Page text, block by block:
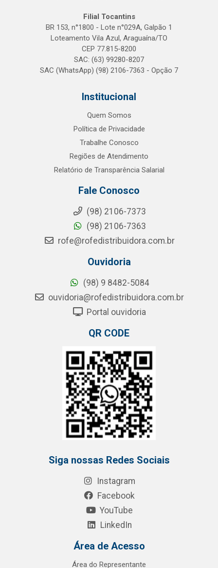
Filial Tocantins
BR 153, n°1800 - Lote n°029A, Galpão 1
Loteamento Vila Azul, Araguaína/TO
CEP 77.815-8200
SAC: (63) 99280-8207
SAC (WhatsApp) (98) 2106-7363 - Opção 7
Institucional
Quem Somos
Política de Privacidade
Trabalhe Conosco
Regiões de Atendimento
Relatório de Transparência Salarial
Fale Conosco
(98) 2106-7373
(98) 2106-7363
rofe@rofedistribuidora.com.br
Ouvidoria
(98) 9 8482-5084
ouvidoria@rofedistribuidora.com.br
Portal ouvidoria
QR CODE
Siga nossas Redes Sociais
Instagram
Facebook
YouTube
LinkedIn
Área de Acesso
Área do Representante